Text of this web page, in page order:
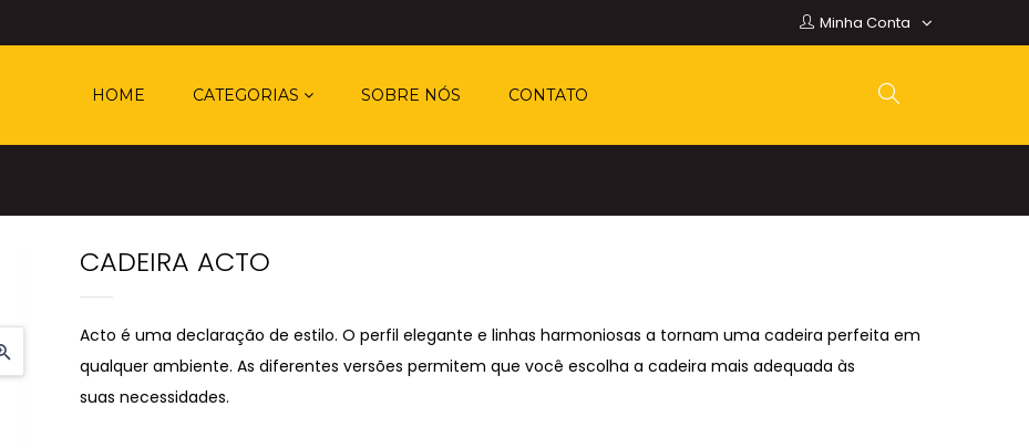
Minha Conta
HOME CATEGORIAS SOBRE NÓS CONTATO
CADEIRA ACTO
Acto é uma declaração de estilo. O perfil elegante e linhas harmoniosas a tornam uma cadeira perfeita em
qualquer ambiente. As diferentes versões permitem que você escolha a cadeira mais adequada às
suas necessidades.